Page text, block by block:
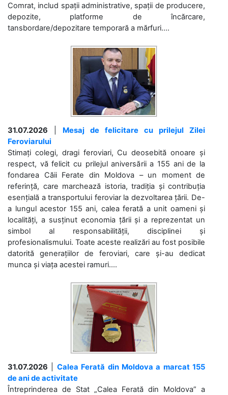
Comrat, includ spații administrative, spații de producere,
depozite, platforme de încărcare,
tansbordare/depozitare temporară a mărfuri....
31.07.2026
Mesaj de felicitare cu prilejul Zilei
Feroviarului
Stimați colegi, dragi feroviari, Cu deosebită onoare și
respect, vă felicit cu prilejul aniversării a 155 ani de la
fondarea Căii Ferate din Moldova – un moment de
referință, care marchează istoria, tradiția și contribuția
esențială a transportului feroviar la dezvoltarea țării. De-
a lungul acestor 155 ani, calea ferată a unit oameni și
localități, a susținut economia țării și a reprezentat un
simbol al responsabilității, disciplinei și
profesionalismului. Toate aceste realizări au fost posibile
datorită generațiilor de feroviari, care și-au dedicat
munca și viața acestei ramuri....
31.07.2026
Calea Ferată din Moldova a marcat 155
de ani de activitate
Întreprinderea de Stat „Calea Ferată din Moldova” a